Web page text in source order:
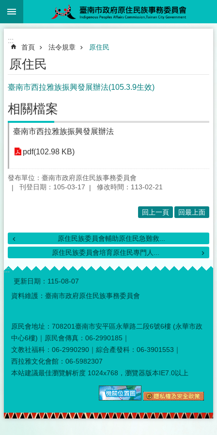
跳到主要內容區塊
:::
首頁 法令規章 原住民
原住民
臺南市西拉雅族振興發展辦法(105.3.9生效)
相關檔案
臺南市西拉雅族振興發展辦法
pdf(102.98 KB)
發布單位：臺南市政府原住民族事務委員會
刊登日期：105-03-17
修改時間：113-02-21
回上一頁 回最上面
原住民族委員會輔助原住民急難救...
原住民族委員會培育原住民專門人...
:::
更新日期： 115-08-07
資料維護：臺南市政府原住民族事務委員會
原民會地址：708201臺南市安平區永華路二段6號6樓 (永華市政
中心6樓)｜原民會傳真：06-2990185｜
文教社福科：06-2990290｜綜合產發科：06-3901553｜
西拉雅文化會館：06-5982307
本站建議最佳瀏覽解析度 1024x768，瀏覽器版本IE7.0以上